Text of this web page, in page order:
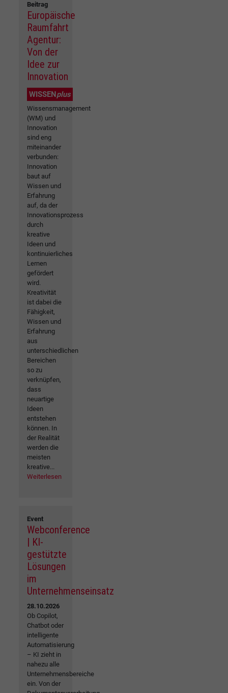
Beitrag
Europäische
Raumfahrt
Agentur:
Von der
Idee zur
Innovation
WISSEN plus
Wissensmanagement
(WM) und
Innovation
sind eng
miteinander
verbunden:
Innovation
baut auf
Wissen und
Erfahrung
auf, da der
Innovationsprozess
durch
kreative
Ideen und
kontinuierliches
Lernen
gefördert
wird.
Kreativität
ist dabei die
Fähigkeit,
Wissen und
Erfahrung
aus
unterschiedlichen
Bereichen
so zu
verknüpfen,
dass
neuartige
Ideen
entstehen
können. In
der Realität
werden die
meisten
kreative...
Weiterlesen
Event
Webconference
| KI-
gestützte
Lösungen
im
Unternehmenseinsatz
28.10.2026
Ob Copilot,
Chatbot oder
intelligente
Automatisierung
– KI zieht in
nahezu alle
Unternehmensbereiche
ein. Von der